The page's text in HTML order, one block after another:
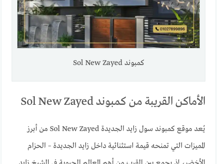
كمبوند Sol New Zayed
الأماكن القريبة من كمبوند Sol New Zayed
يُعد موقع كمبوند سول زايد الجديدة Sol New Zayed من أبرز
المميزات التي تمنحه قيمة استثنائية داخل زايد الجديدة – الحزام